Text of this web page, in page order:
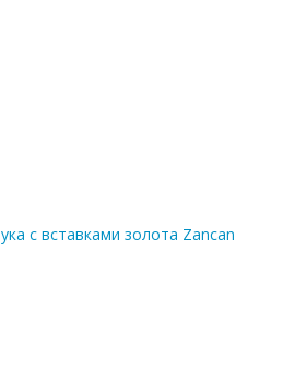
с вставками золота Zancan